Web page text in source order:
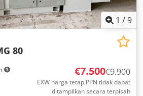
1 /9
80
€7.500€9.900
EXW harga tetap PPN tidak dapat
ditampilkan secara terpisah